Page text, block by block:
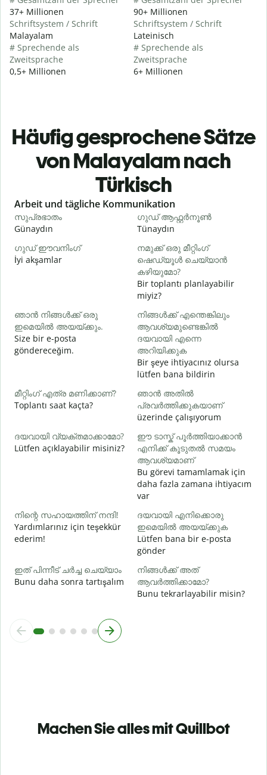
37+ Millionen
Schriftsystem / Schrift
Malayalam
# Sprechende als
Zweitsprache
0,5+ Millionen
90+ Millionen
Schriftsystem / Schrift
Lateinisch
# Sprechende als
Zweitsprache
6+ Millionen
Häufig gesprochene Sätze
von Malayalam nach
Türkisch
Slide 1 of 6
Arbeit und tägliche Kommunikation
സുപ്രഭാതം
Günaydın
ഗുഡ് ആഫ്റ്റർനൂൺ
Tünaydın
ഗുഡ് ഈവനിംഗ്
İyi akşamlar
നമുക്ക് ഒരു മീറ്റിംഗ്
ഷെഡ്യൂൾ ചെയ്യാൻ
കഴിയുമോ?
Bir toplantı planlayabilir
miyiz?
ഞാൻ നിങ്ങൾക്ക് ഒരു
ഇമെയിൽ അയയ്ക്കും.
Size bir e-posta
göndereceğim.
നിങ്ങൾക്ക് എന്തെങ്കിലും
ആവശ്യമുണ്ടെങ്കിൽ
ദയവായി എന്നെ
അറിയിക്കുക
Bir şeye ihtiyacınız olursa
lütfen bana bildirin
മീറ്റിംഗ് എത്ര മണിക്കാണ്?
Toplantı saat kaçta?
ഞാൻ അതിൽ
പ്രവർത്തിക്കുകയാണ്
üzerinde çalışıyorum
ദയവായി വ്യക്തമാക്കാമോ?
Lütfen açıklayabilir misiniz?
ഈ ടാസ്ക് പൂർത്തിയാക്കാൻ
എനിക്ക് കൂടുതൽ സമയം
ആവശ്യമാണ്
Bu görevi tamamlamak için
daha fazla zamana ihtiyacım
var
നിന്റെ സഹായത്തിന് നന്ദി!
Yardımlarınız için teşekkür
ederim!
ദയവായി എനിക്കൊരു
ഇമെയിൽ അയയ്ക്കുക
Lütfen bana bir e-posta
gönder
ഇത് പിന്നീട് ചർച്ച ചെയ്യാം
Bunu daha sonra tartışalım
നിങ്ങൾക്ക് അത്
ആവർത്തിക്കാമോ?
Bunu tekrarlayabilir misin?
Machen Sie alles mit Quillbot